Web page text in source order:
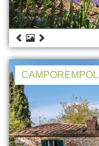
CAMPOREMPOLI